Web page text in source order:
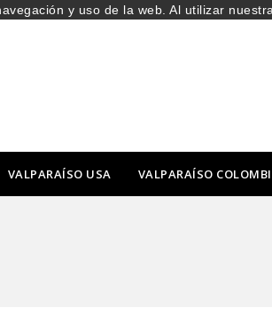
VALPARAÍSO USA VALPARAÍSO
y uso de la web. Al utilizar